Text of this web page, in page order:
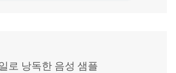
로 낭독한 음성 샘플